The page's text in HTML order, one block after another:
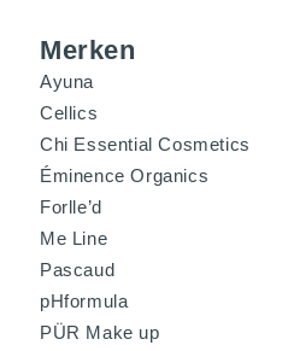
Merken
Ayuna
Cellics
Chi Essential Cosmetics
Éminence Organics
Forlle’d
Me Line
Pascaud
pHformula
PÜR Make up